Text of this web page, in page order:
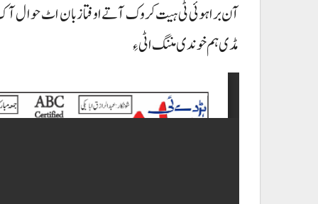
آن براہوئی ٹی ہیت کروک آتے اوفتا زبان اٹ حوال
مڈی ہم خوندی مننگ اٹی ءِ